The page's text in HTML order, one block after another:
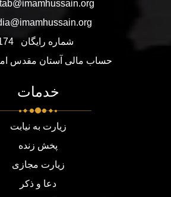
شماره رایگان
حساب مالی آستان مقدس
خدمات
زیارت به نیابت
پخش زنده
زیارت مجازی
دعا و ذکر